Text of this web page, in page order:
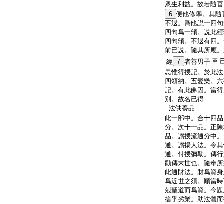
衆生利益。故若隨
6 便他修學。其
不退。爲他説一四
四句爲一頌。説此
四句頌。不退有四
前已説。隨其所應
經 7 者善男子 至
思惟得授記。於此
四領納。五愛樂。
記。有此佛因。當
別。故名已得
法供養品
此一部中。合十四
分。次十一品。正
品。讃授流通分中
通。讃揚人法。令
通。付授彌勒。傳
勸傳末世也。隨奉
此通財法。財爲資
爲近世之須。順當
剋聖道而爲資。今
捨乎劣業。助法體